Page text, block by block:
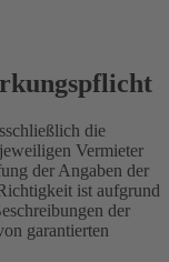
die
Vermieter
der Angaben der
ist aufgrund
der
garantierten